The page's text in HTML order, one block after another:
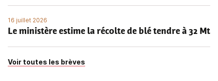
16 juillet 2026
Le ministère estime la récolte de blé tendre à 32 Mt
Voir toutes les brèves